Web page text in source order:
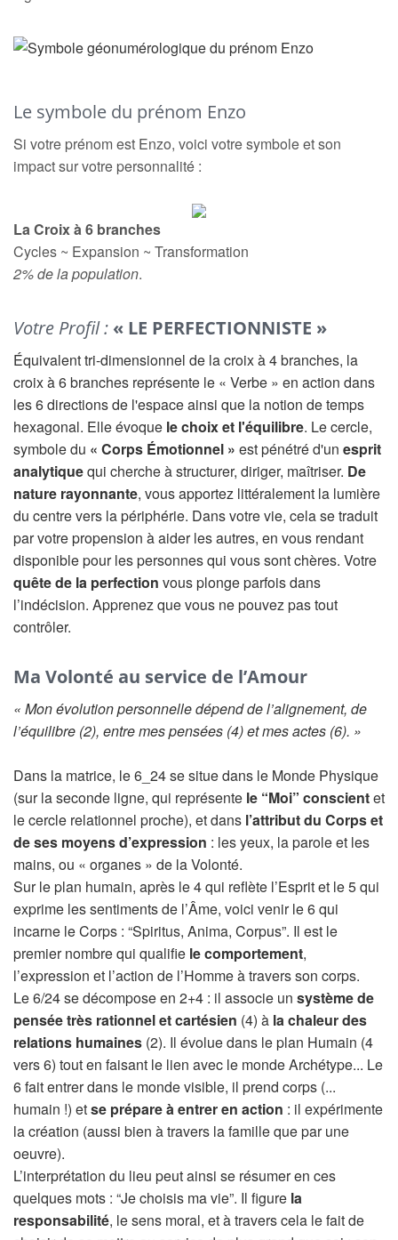
Le symbole du prénom Enzo
Si votre prénom est Enzo, voici votre symbole et son
impact sur votre personnalité :
La Croix à 6 branches
Cycles ~ Expansion ~ Transformation
2% de la population.
Votre Profil : « LE PERFECTIONNISTE »
Équivalent tri-dimensionnel de la croix à 4 branches, la
croix à 6 branches représente le « Verbe » en action dans
les 6 directions de l'espace ainsi que la notion de temps
hexagonal. Elle évoque le choix et l'équilibre. Le cercle,
symbole du « Corps Émotionnel » est pénétré d'un esprit
analytiquequi cherche à structurer, diriger, maîtriser. De
nature rayonnante, vous apportez littéralement la lumière
du centre vers la périphérie. Dans votre vie, cela se traduit
par votre propension à aider les autres, en vous rendant
disponible pour les personnes qui vous sont chères. Votre
quête de la perfection vous plonge parfois dans
l’indécision. Apprenez que vous ne pouvez pas tout
contrôler.
Ma Volonté au service de l’Amour
« Mon évolution personnelle dépend de l’alignement, de
l’équilibre (2), entre mes pensées (4) et mes actes (6). »
Dans la matrice, le 6_24 se situe dans le Monde Physique
(sur la seconde ligne, qui représente le “Moi” conscientet
le cercle relationnel proche), et dans l’attribut du Corps et
de ses moyens d’expression : les yeux, la parole et les
mains, ou « organes » de la Volonté.
Sur le plan humain, après le 4 qui reflète l’Esprit et le 5 qui
exprime les sentiments de l’Âme, voici venir le 6 qui
incarne le Corps : “Spiritus, Anima, Corpus”. Il est le
premier nombre qui qualifie le comportement,
l’expression et l’action de l’Homme à travers son corps.
Le 6/24 se décompose en 2+4 : il associe un système de
pensée très rationnel et cartésien (4) à la chaleur des
relations humaines (2). Il évolue dans le plan Humain (4
vers 6) tout en faisant le lien avec le monde Archétype... Le
6 fait entrer dans le monde visible, il prend corps (...
humain !) etse prépare à entrer en action : il expérimente
la création (aussi bien à travers la famille que par une
oeuvre).
L’interprétation du lieu peut ainsi se résumer en ces
quelques mots : “Je choisis ma vie”. Il figure la
responsabilité, le sens moral, et à travers cela le fait de